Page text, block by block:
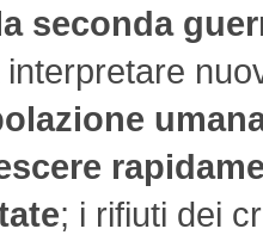
seconda
interpretare
; i rifiuti dei